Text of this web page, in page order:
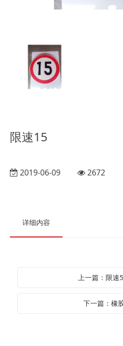
限速15
2019-06-09 2672
详细内容
上一篇：限速
下一篇：橡